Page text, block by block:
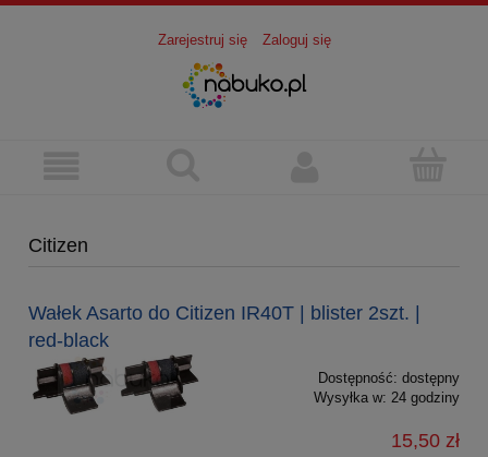
Zarejestruj się Zaloguj się
Citizen
Wałek Asarto do Citizen IR40T | blister 2szt. |
red-black
Dostępność: dostępny
Wysyłka w: 24 godziny
15,50 zł